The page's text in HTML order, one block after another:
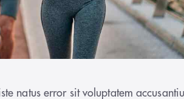
natus error sit voluptatem